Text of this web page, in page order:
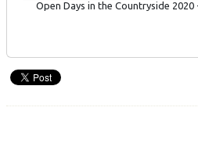
Open Days in the Countryside